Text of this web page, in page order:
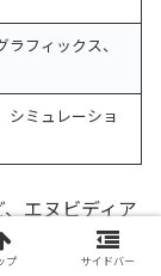
フィックス、
シミュレーショ
エヌビディア
す。
プ サイドバー